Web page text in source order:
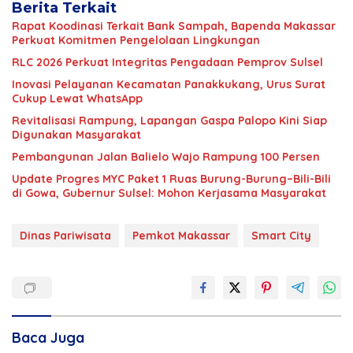
Berita Terkait
Rapat Koodinasi Terkait Bank Sampah, Bapenda Makassar
Perkuat Komitmen Pengelolaan Lingkungan
RLC 2026 Perkuat Integritas Pengadaan Pemprov Sulsel
Inovasi Pelayanan Kecamatan Panakkukang, Urus Surat
Cukup Lewat WhatsApp
Revitalisasi Rampung, Lapangan Gaspa Palopo Kini Siap
Digunakan Masyarakat
Pembangunan Jalan Balielo Wajo Rampung 100 Persen
Update Progres MYC Paket 1 Ruas Burung-Burung–Bili-Bili
di Gowa, Gubernur Sulsel: Mohon Kerjasama Masyarakat
Dinas Pariwisata Pemkot Makassar Smart City
Baca Juga